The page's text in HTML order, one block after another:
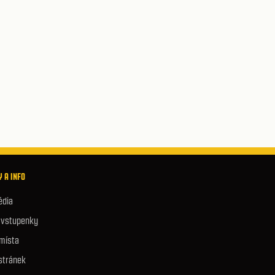
A INFO
vstupenky